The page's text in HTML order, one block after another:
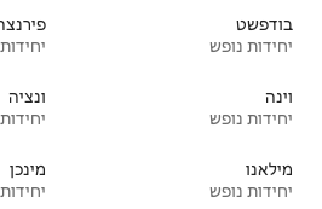
פירנצה
יחידות נופש
ונציה
יחידות נופש
מינכן
יחידות נופש